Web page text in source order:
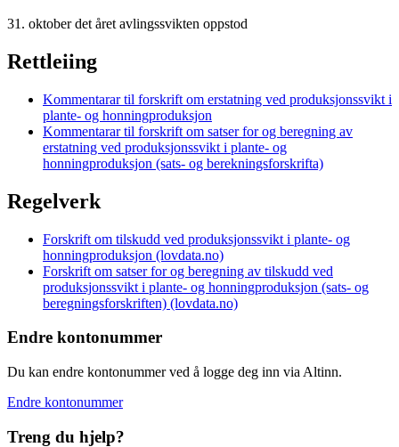
31. oktober det året avlingssvikten oppstod
Rettleiing
Kommentarar til forskrift om erstatning ved produksjonssvikt i
plante- og honningproduksjon
Kommentarar til forskrift om satser for og beregning av
erstatning ved produksjonssvikt i plante- og
honningproduksjon (sats- og berekningsforskrifta)
Regelverk
Forskrift om tilskudd ved produksjonssvikt i plante- og
honningproduksjon (lovdata.no)
Forskrift om satser for og beregning av tilskudd ved
produksjonssvikt i plante- og honningproduksjon (sats- og
beregningsforskriften) (lovdata.no)
Endre kontonummer
Du kan endre kontonummer ved å logge deg inn via Altinn.
Endre kontonummer
Treng du hjelp?